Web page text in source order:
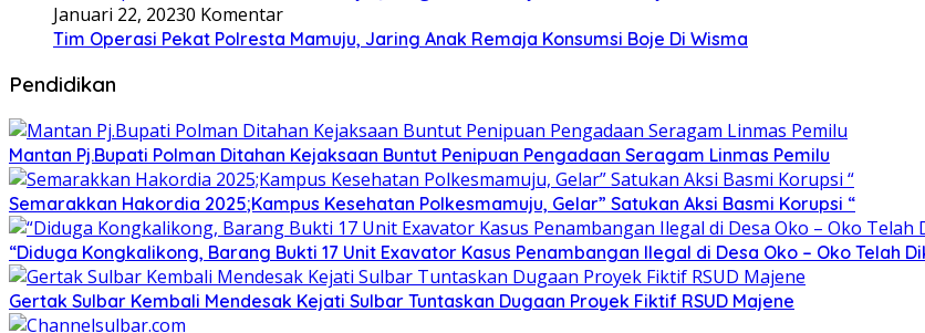
Januari 22, 20230 Komentar
Tim Operasi Pekat Polresta Mamuju, Jaring Anak Remaja Konsumsi Boje Di Wisma
Pendidikan
Mantan Pj.Bupati Polman Ditahan Kejaksaan Buntut Penipuan Pengadaan Seragam Linmas Pemilu
Semarakkan Hakordia 2025;Kampus Kesehatan Polkesmamuju, Gelar” Satukan Aksi Basmi Korupsi “
“Diduga Kongkalikong, Barang Bukti 17 Unit Exavator Kasus Penambangan Ilegal di Desa Oko – Oko Telah
Gertak Sulbar Kembali Mendesak Kejati Sulbar Tuntaskan Dugaan Proyek Fiktif RSUD Majene